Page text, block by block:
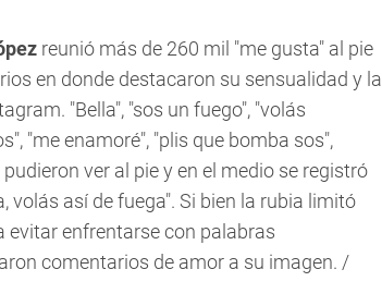
reunió más de 260 mil "me gusta" al pie
en donde destacaron su sensualidad y la
"Bella", "sos un fuego", "volás
"me enamoré", "plis que bomba sos",
ver al pie y en el medio se registró
volás así de fuega". Si bien la rubia limitó
evitar enfrentarse con palabras
comentarios de amor a su imagen. /